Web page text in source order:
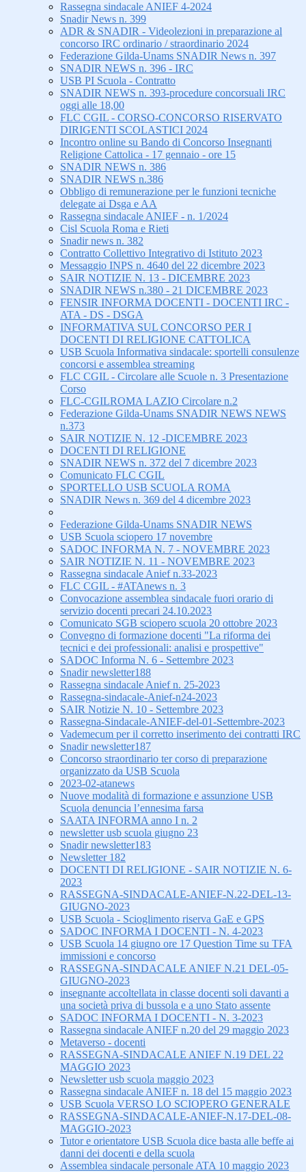
Rassegna sindacale ANIEF 4-2024
Snadir News n. 399
ADR & SNADIR - Videolezioni in preparazione al
concorso IRC ordinario / straordinario 2024
Federazione Gilda-Unams SNADIR News n. 397
SNADIR NEWS n. 396 - IRC
USB PI Scuola - Contratto
SNADIR NEWS n. 393-procedure concorsuali IRC
oggi alle 18,00
FLC CGIL - CORSO-CONCORSO RISERVATO
DIRIGENTI SCOLASTICI 2024
Incontro online su Bando di Concorso Insegnanti
Religione Cattolica - 17 gennaio - ore 15
SNADIR NEWS n. 386
SNADIR NEWS n.386
Obbligo di remunerazione per le funzioni tecniche
delegate ai Dsga e AA
Rassegna sindacale ANIEF - n. 1/2024
Cisl Scuola Roma e Rieti
Snadir news n. 382
Contratto Collettivo Integrativo di Istituto 2023
Messaggio INPS n. 4640 del 22 dicembre 2023
SAIR NOTIZIE N. 13 - DICEMBRE 2023
SNADIR NEWS n.380 - 21 DICEMBRE 2023
FENSIR INFORMA DOCENTI - DOCENTI IRC -
ATA - DS - DSGA
INFORMATIVA SUL CONCORSO PER I
DOCENTI DI RELIGIONE CATTOLICA
USB Scuola Informativa sindacale: sportelli consulenze
concorsi e assemblea streaming
FLC CGIL - Circolare alle Scuole n. 3 Presentazione
Corso
FLC-CGILROMA LAZIO Circolare n.2
Federazione Gilda-Unams SNADIR NEWS NEWS
n.373
SAIR NOTIZIE N. 12 -DICEMBRE 2023
DOCENTI DI RELIGIONE
SNADIR NEWS n. 372 del 7 dicembre 2023
Comunicato FLC CGIL
SPORTELLO USB SCUOLA ROMA
SNADIR News n. 369 del 4 dicembre 2023
Federazione Gilda-Unams SNADIR NEWS
USB Scuola sciopero 17 novembre
SADOC INFORMA N. 7 - NOVEMBRE 2023
SAIR NOTIZIE N. 11 - NOVEMBRE 2023
Rassegna sindacale Anief n.33-2023
FLC CGIL - #ATAnews n. 3
Convocazione assemblea sindacale fuori orario di
servizio docenti precari 24.10.2023
Comunicato SGB sciopero scuola 20 ottobre 2023
Convegno di formazione docenti "La riforma dei
tecnici e dei professionali: analisi e prospettive"
SADOC Informa N. 6 - Settembre 2023
Snadir newsletter188
Rassegna sindacale Anief n. 25-2023
Rassegna-sindacale-Anief-n24-2023
SAIR Notizie N. 10 - Settembre 2023
Rassegna-Sindacale-ANIEF-del-01-Settembre-2023
Vademecum per il corretto inserimento dei contratti IRC
Snadir newsletter187
Concorso straordinario ter corso di preparazione
organizzato da USB Scuola
2023-02-atanews
Nuove modalità di formazione e assunzione USB
Scuola denuncia l’ennesima farsa
SAATA INFORMA anno I n. 2
newsletter usb scuola giugno 23
Snadir newsletter183
Newsletter 182
DOCENTI DI RELIGIONE - SAIR NOTIZIE N. 6-
2023
RASSEGNA-SINDACALE-ANIEF-N.22-DEL-13-
GIUGNO-2023
USB Scuola - Scioglimento riserva GaE e GPS
SADOC INFORMA I DOCENTI - N. 4-2023
USB Scuola 14 giugno ore 17 Question Time su TFA
immissioni e concorso
RASSEGNA-SINDACALE ANIEF N.21 DEL-05-
GIUGNO-2023
insegnante accoltellata in classe docenti soli davanti a
una società priva di bussola e a uno Stato assente
SADOC INFORMA I DOCENTI - N. 3-2023
Rassegna sindacale ANIEF n.20 del 29 maggio 2023
Metaverso - docenti
RASSEGNA-SINDACALE ANIEF N.19 DEL 22
MAGGIO 2023
Newsletter usb scuola maggio 2023
Rassegna sindacale ANIEF n. 18 del 15 maggio 2023
USB Scuola VERSO LO SCIOPERO GENERALE
RASSEGNA-SINDACALE-ANIEF-N.17-DEL-08-
MAGGIO-2023
Tutor e orientatore USB Scuola dice basta alle beffe ai
danni dei docenti e della scuola
Assemblea sindacale personale ATA 10 maggio 2023